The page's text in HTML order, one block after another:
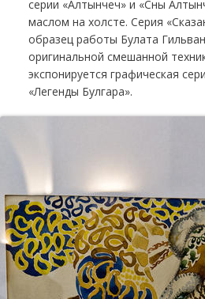
серии «Алтынчеч» и «Сны
маслом на холсте. Серия
образец работы Булата
оригинальной смешанной
экспонируется графическая
«Легенды Булгара».